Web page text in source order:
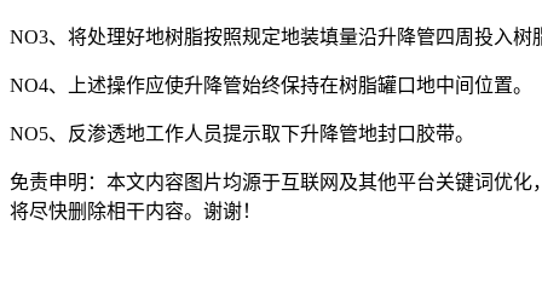
NO3、将处理好地树脂按照规定地装填量沿升降管四周投入树
NO4、上述操作应使升降管始终保持在树脂罐口地中间位置。
NO5、反渗透地工作人员提示取下升降管地封口胶带。
免责申明：本文内容图片均源于互联网及其他平台关键词优
将尽快删除相干内容。谢谢！